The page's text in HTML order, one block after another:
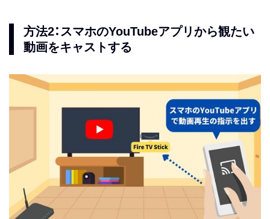
方法2：スマホのYouTubeアプリから観たい
動画をキャストする